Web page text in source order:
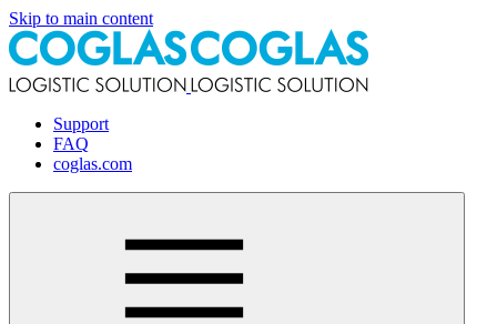
Skip to main content
Support
FAQ
coglas.com